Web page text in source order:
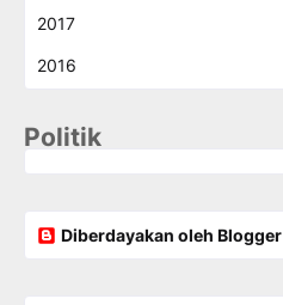
2017
2016
Politik
Diberdayakan oleh Blogger